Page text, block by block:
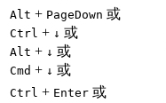
Alt + PageDown 或
Ctrl + ↓ 或
Alt + ↓ 或
Cmd + ↓ 或
Ctrl + Enter 或